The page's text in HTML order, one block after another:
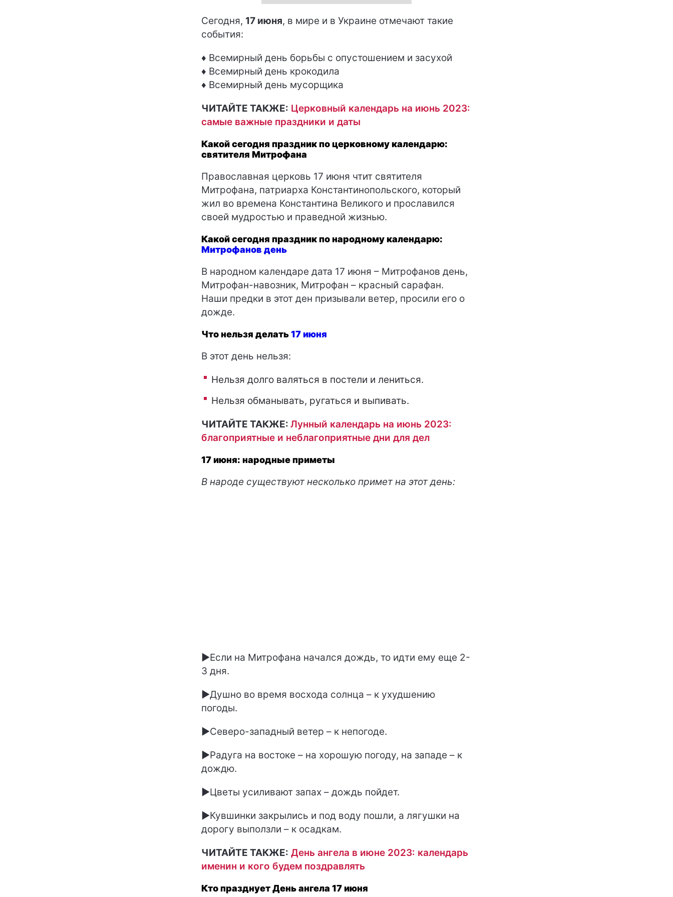
Сегодня, 17 июня, в мире и в Украине отмечают такие
события:
♦ Всемирный день борьбы с опустошением и засухой
♦ Всемирный день крокодила
♦ Всемирный день мусорщика
ЧИТАЙТЕ ТАКЖЕ: Церковный календарь на июнь 2023:
самые важные праздники и даты
Какой сегодня праздник по церковному календарю:
святителя Митрофана
Православная церковь 17 июня чтит святителя
Митрофана, патриарха Константинопольского, который
жил во времена Константина Великого и прославился
своей мудростью и праведной жизнью.
Какой сегодня праздник по народному календарю:
Митрофанов день
В народном календаре дата 17 июня – Митрофанов день,
Митрофан-навозник, Митрофан – красный сарафан.
Наши предки в этот ден призывали ветер, просили его о
дожде.
Что нельзя делать17 июня
В этот день нельзя:
Нельзя долго валяться в постели и лениться.
Нельзя обманывать, ругаться и выпивать.
ЧИТАЙТЕ ТАКЖЕ: Лунный календарь на июнь 2023:
благоприятные и неблагоприятные дни для дел
17 июня: народные приметы
В народе существуют несколько примет на этот день:
►Если на Митрофана начался дождь, то идти ему еще 2-
3 дня.
►Душно во время восхода солнца – к ухудшению
погоды.
►Северо-западный ветер – к непогоде.
►Радуга на востоке – на хорошую погоду, на западе – к
дождю.
►Цветы усиливают запах – дождь пойдет.
►Кувшинки закрылись и под воду пошли, а лягушки на
дорогу выползли – к осадкам.
ЧИТАЙТЕ ТАКЖЕ: День ангела в июне 2023: календарь
именин и кого будем поздравлять
Кто празднует День ангела 17 июня